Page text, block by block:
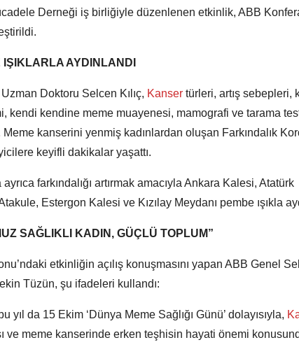
Derneği iş birliğiyle düzenlenen etkinlik, ABB
AYDINLANDI
Doktoru Selcen Kılıç, Kanser türleri, artış sebepleri,
kendi kendine meme muayenesi, mamografi ve tarama
kanserini yenmiş kadınlardan oluşan Farkındalık
keyifli dakikalar yaşattı.
farkındalığı artırmak amacıyla Ankara Kalesi, Atatürk
Estergon Kalesi ve Kızılay Meydanı pembe ışıkla
SAĞLIKLI KADIN, GÜÇLÜ TOPLUM”
etkinliğin açılış konuşmasını yapan ABB Genel
Tüzün, şu ifadeleri kullandı:
yıl da 15 Ekim ‘Dünya Meme Sağlığı Günü’ dolayısıyla,
ve meme kanserinde erken teşhisin hayati önemi